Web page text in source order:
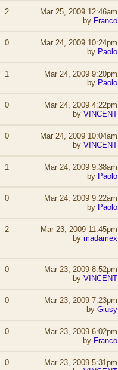
2
Mar 25, 2009 12:46am
by Franco
0
Mar 24, 2009 10:24pm
by Paolo
1
Mar 24, 2009 9:20pm
by Paolo
0
Mar 24, 2009 4:22pm
by VINCENT
0
Mar 24, 2009 10:04am
by VINCENT
1
Mar 24, 2009 9:38am
by Paolo
0
Mar 24, 2009 9:22am
by Paolo
2
Mar 23, 2009 11:45pm
by madamex
0
Mar 23, 2009 8:52pm
by VINCENT
0
Mar 23, 2009 7:23pm
by Giusy
0
Mar 23, 2009 6:02pm
by Franco
0
Mar 23, 2009 5:31pm